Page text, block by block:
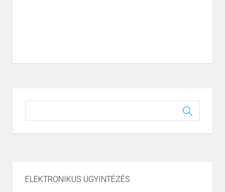
ELEKTRONIKUS ÜGYINTÉZÉS